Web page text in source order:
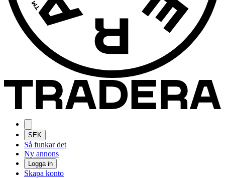
SEK
Så funkar det
Ny annons
Logga in
Skapa konto